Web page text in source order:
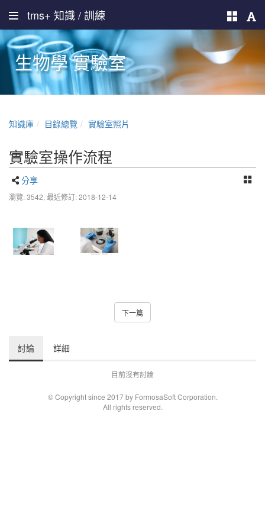
tms+ 知識 / 訓練
生物學 實驗室
知識庫 目錄總覽 實驗室照片
實驗室操作流程
分享
瀏覽: 3542, 最近修訂: 2018-12-14
下一篇
討論 詳細
目前沒有討論
© Copyright since 2017 by FormosaSoft Corporation.
All rights reserved.